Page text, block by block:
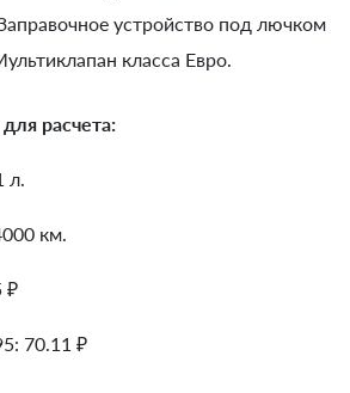
устройство под лючком
класса Евро.
расчета:
л.
км.
₽
70.11 ₽